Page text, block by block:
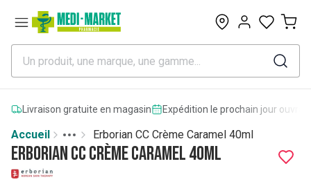
0
Livraison gratuite en magasin Expédition le prochain jour
Accueil
More
Toggle menu
Erborian CC Crème Caramel 40ml
Erborian CC Crème Caramel 40ml